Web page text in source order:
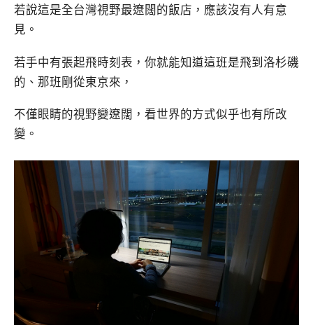
若說這是全台灣視野最遼闊的飯店，應該沒有人有意
見。
若手中有張起飛時刻表，你就能知道這班是飛到洛杉磯
的、那班剛從東京來，
不僅眼睛的視野變遼闊，看世界的方式似乎也有所改
變。